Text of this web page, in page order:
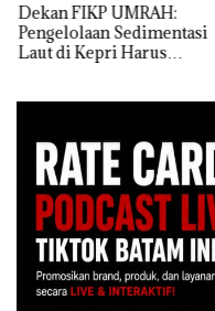
Dekan FIKP UMRAH:
Pengelolaan Sedimentasi
Laut di Kepri Harus